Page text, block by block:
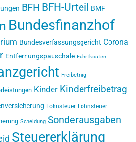
BFH BFH-Urteil BMF
Bundesfinanzhof
Bundesverfassungsgericht Corona
Entfernungspauschale Fahrtkosten
Freibetrag
Kinder Kinderfreibetrag
Lohnsteuer Lohnsteuer
Scheidung Sonderausgaben
Steuererklärung